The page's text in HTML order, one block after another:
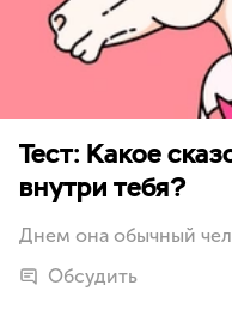
Тест: Какое
внутри тебя?
Днем она обычный
Обсудить